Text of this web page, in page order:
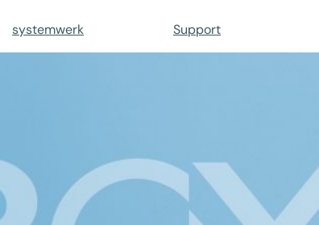
systemwerk Support